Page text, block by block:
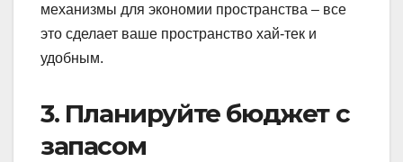
механизмы для экономии пространства – все
это сделает ваше пространство хай-тек и
удобным.
3. Планируйте бюджет с
запасом